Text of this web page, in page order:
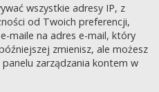
wszystkie adresy IP, z
od Twoich preferencji,
maile na adres e-mail, który
zmienisz, ale możesz
zarządzania kontem w